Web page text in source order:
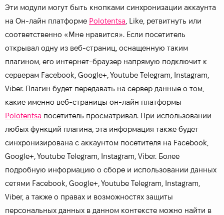
Эти модули могут быть кнопками синхронизации аккаунта
на Он-лайн платформе Polotentsa , Like, ретвитнуть или
соответственно «Мне нравится». Если посетитель
открывал одну из веб-страниц, оснащенную таким
плагином, его интернет-браузер напрямую подключит к
серверам Facebook, Google+, Youtube Telegram, Instagram,
Viber. Плагин будет передавать на сервер данные о том,
какие именно веб-страницы он-лайн платформы
Polotentsa посетитель просматривал. При использовании
любых функций плагина, эта информация также будет
синхронизирована с аккаунтом посетителя на Facebook,
Google+, Youtube Telegram, Instagram, Viber. Более
подробную информацию о сборе и использовании данных
сетями Facebook, Google+, Youtube Telegram, Instagram,
Viber, а также о правах и возможностях защиты
персональных данных в данном контексте можно найти в